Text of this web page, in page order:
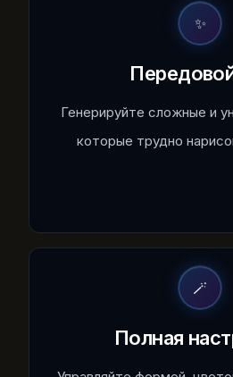
✨
Генерируйте сложные и
которые трудно
🪄
Полная